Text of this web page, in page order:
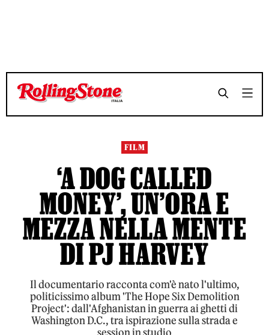
TEMPO DI LETTURA 10 MINUTI SHARE
TEMPO DI LETTURA 10 MINUTI SHARE
FILM
‘A DOG CALLED
MONEY’, UN’ORA E
MEZZA NELLA MENTE
DI PJ HARVEY
Il documentario racconta com'è nato l'ultimo,
politicissimo album 'The Hope Six Demolition
Project': dall'Afghanistan in guerra ai ghetti di
Washington D.C., tra ispirazione sulla strada e